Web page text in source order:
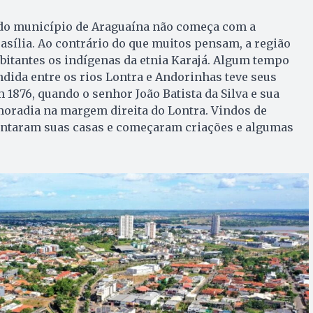
município de Araguaína não começa com a
Ao contrário do que muitos pensam, a região
os indígenas da etnia Karajá. Algum tempo
entre os rios Lontra e Andorinhas teve seus
quando o senhor João Batista da Silva e sua
na margem direita do Lontra. Vindos de
suas casas e começaram criações e algumas